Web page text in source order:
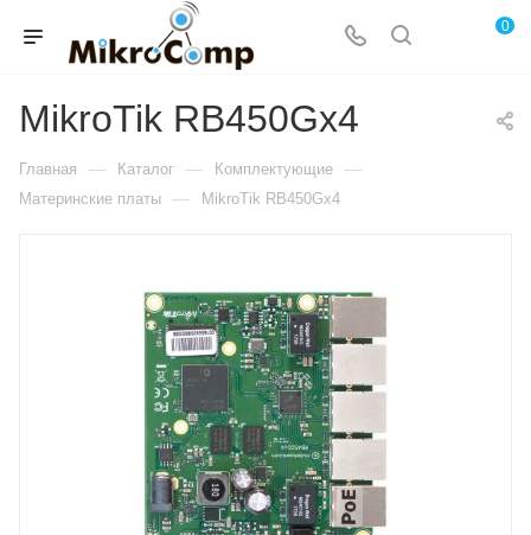
0
MikroTik RB450Gx4
Главная — Каталог — Комплектующие —
Материнские платы — MikroTik RB450Gx4